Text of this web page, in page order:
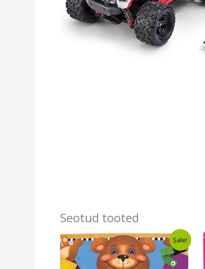
Seotud tooted
Sale!
Algne
hind
oli:
€11,54.
Current
price
is:
€8,49.